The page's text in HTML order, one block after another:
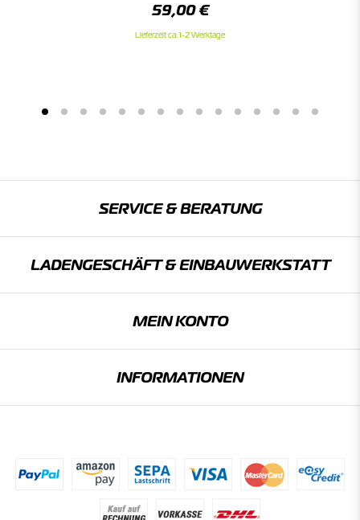
59,00 €
Lieferzeit ca. 1-2 Werktage
SERVICE & BERATUNG
LADENGESCHÄFT & EINBAU­WERKSTATT
MEIN KONTO
INFORMATIONEN